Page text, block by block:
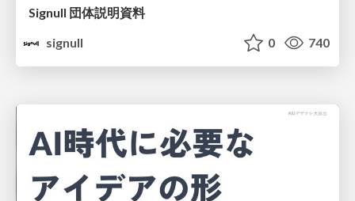
Signull 団体説明資料
signull
0 740